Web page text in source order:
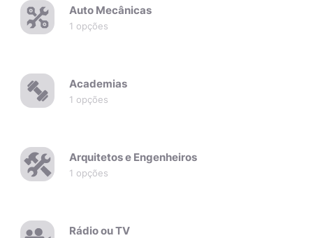
Auto Mecânicas
1 opções
Academias
1 opções
Arquitetos e Engenheiros
1 opções
Rádio ou TV